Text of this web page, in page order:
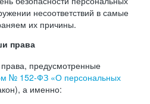
несоответствий в самые
их причины.
права
предусмотренные
№ 152-ФЗ «О персональных
а именно: